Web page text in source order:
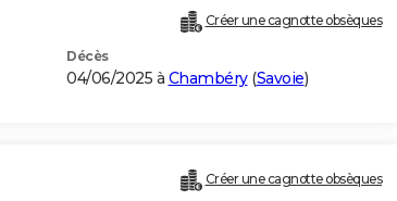
Créer une cagnotte obsèques
Décès
04/06/2025 à Chambéry(Savoie)
Créer une cagnotte obsèques